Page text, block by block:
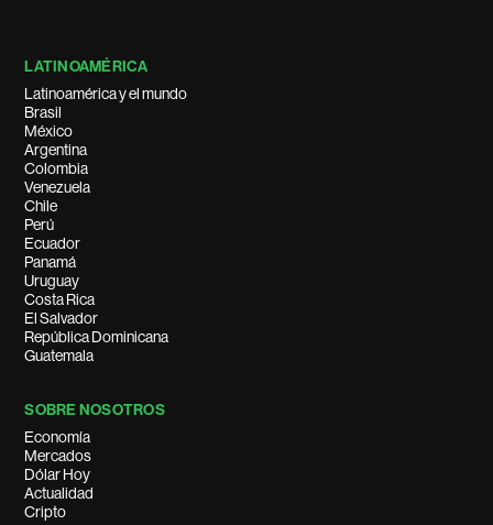
LATINOAMÉRICA
Latinoamérica y el mundo
Brasil
México
Argentina
Colombia
Venezuela
Chile
Perú
Ecuador
Panamá
Uruguay
Costa Rica
El Salvador
República Dominicana
Guatemala
SOBRE NOSOTROS
Economía
Mercados
Dólar Hoy
Actualidad
Cripto